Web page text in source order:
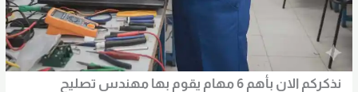
نذكركم الان بأهم 6 مهام يقوم بها مهندس تصليح